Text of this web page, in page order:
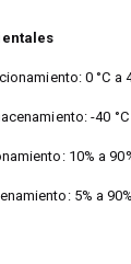
0 °C a
-40 °C
10% a
5% a